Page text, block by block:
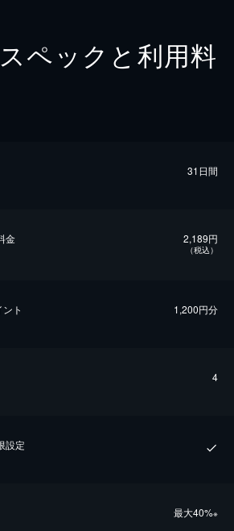
ペックと利用料
31日間
金 2,189円
（税込）
ト 1,200円分
4
設定
最⼤40%※